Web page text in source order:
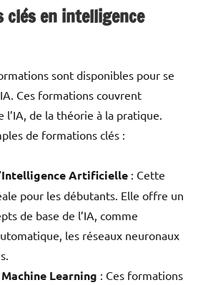
clés en intelligence
sont disponibles pour se
Ces formations couvrent
de la théorie à la pratique.
de formations clés :
Artificielle : Cette
pour les débutants. Elle offre un
de base de l’IA, comme
les réseaux neuronaux
Learning : Ces formations